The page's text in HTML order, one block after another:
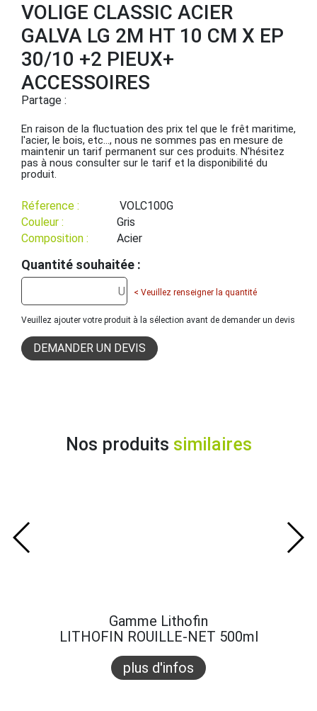
VOLIGE CLASSIC ACIER
GALVA LG 2M HT 10 CM X EP
30/10 +2 PIEUX+
ACCESSOIRES
Partage :
En raison de la fluctuation des prix tel que le frêt maritime,
l'acier, le bois, etc..., nous ne sommes pas en mesure de
maintenir un tarif permanent sur ces produits. N'hésitez
pas à nous consulter sur le tarif et la disponibilité du
produit.
Réference :
VOLC100G
Couleur :
Gris
Composition :
Acier
Quantité souhaitée :
< Veuillez renseigner la quantité
Veuillez ajouter votre produit à la sélection avant de demander un devis
DEMANDER UN DEVIS
Nos produits similaires
Gamme Lithofin
LITHOFIN ROUILLE-NET 500ml
plus d'infos